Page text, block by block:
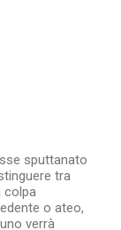
sputtanato
tra
colpa
o ateo,
verrà